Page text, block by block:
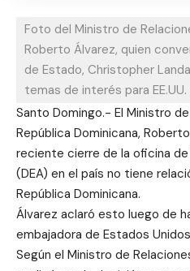
Foto del Ministro de
Roberto Álvarez, quien
de Estado, Christopher
temas de interés para EE.UU.
Santo Domingo.- El Ministro
República Dominicana,
reciente cierre de la oficina
(DEA) en el país no tiene
República Dominicana.
Álvarez aclaró esto luego de
embajadora de Estados
Según el Ministro de